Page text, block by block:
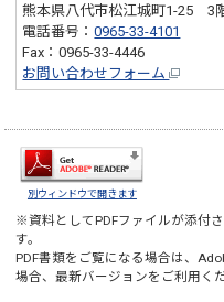
熊本県八代市松江城町1-25 3
電話番号：0965-33-4101
Fax：0965-33-4446
お問い合わせフォーム
別ウィンドウで開きます
※資料としてPDFファイルが添付
す。
PDF書類をご覧になる場合は、
場合、最新バージョンをご利用く